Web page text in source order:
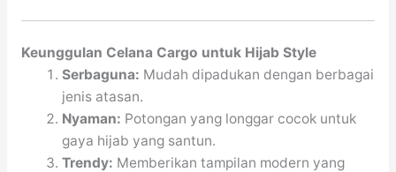
Keunggulan Celana Cargo untuk Hijab Style
Serbaguna: Mudah dipadukan dengan berbagai
jenis atasan.
Nyaman: Potongan yang longgar cocok untuk
gaya hijab yang santun.
Trendy: Memberikan tampilan modern yang